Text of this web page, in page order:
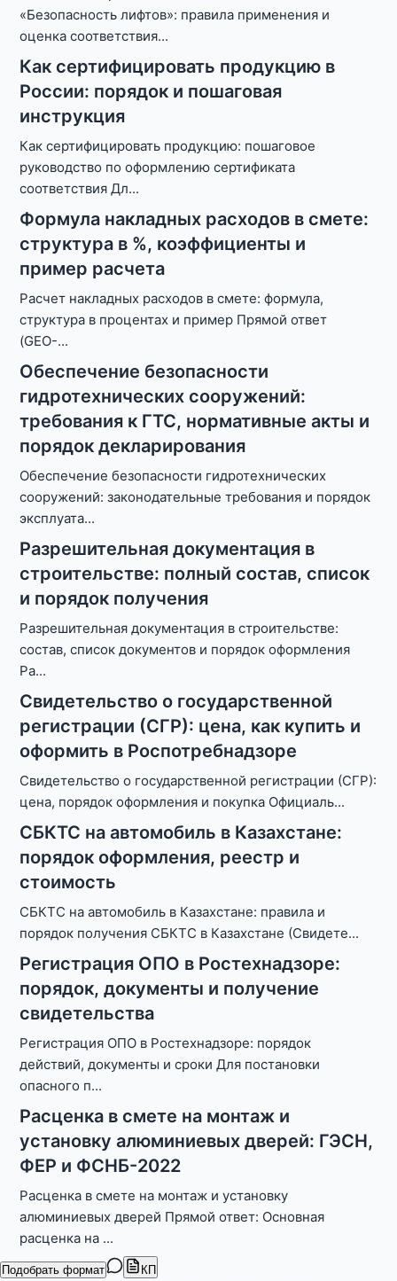
«Безопасность лифтов»: правила применения и
оценка соответствия...
Как сертифицировать продукцию в
России: порядок и пошаговая
инструкция
Как сертифицировать продукцию: пошаговое
руководство по оформлению сертификата
соответствия Дл...
Формула накладных расходов в смете:
структура в %, коэффициенты и
пример расчета
Расчет накладных расходов в смете: формула,
структура в процентах и пример Прямой ответ
(GEO-...
Обеспечение безопасности
гидротехнических сооружений:
требования к ГТС, нормативные акты и
порядок декларирования
Обеспечение безопасности гидротехнических
сооружений: законодательные требования и порядок
эксплуата...
Разрешительная документация в
строительстве: полный состав, список
и порядок получения
Разрешительная документация в строительстве:
состав, список документов и порядок оформления
Ра...
Свидетельство о государственной
регистрации (СГР): цена, как купить и
оформить в Роспотребнадзоре
Свидетельство о государственной регистрации (СГР):
цена, порядок оформления и покупка Официаль...
СБКТС на автомобиль в Казахстане:
порядок оформления, реестр и
стоимость
СБКТС на автомобиль в Казахстане: правила и
порядок получения СБКТС в Казахстане (Свидете...
Регистрация ОПО в Ростехнадзоре:
порядок, документы и получение
свидетельства
Регистрация ОПО в Ростехнадзоре: порядок
действий, документы и сроки Для постановки
опасного п...
Расценка в смете на монтаж и
установку алюминиевых дверей: ГЭСН,
ФЕР и ФСНБ-2022
Расценка в смете на монтаж и установку
алюминиевых дверей Прямой ответ: Основная
расценка на ...
Подобрать формат КП